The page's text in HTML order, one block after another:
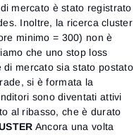
mercato è stato registrato
Inoltre, la ricerca cluster
minimo = 300) non è
che uno stop loss
mercato sia stato postato
si è formata la
sono diventati attivi
al ribasso, che è durato
Ancora una volta